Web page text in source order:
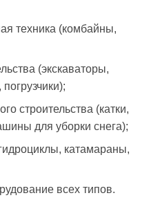
техника (комбайны,
(экскаваторы,
строительства (катки,
для уборки снега);
катамараны,
всех типов.